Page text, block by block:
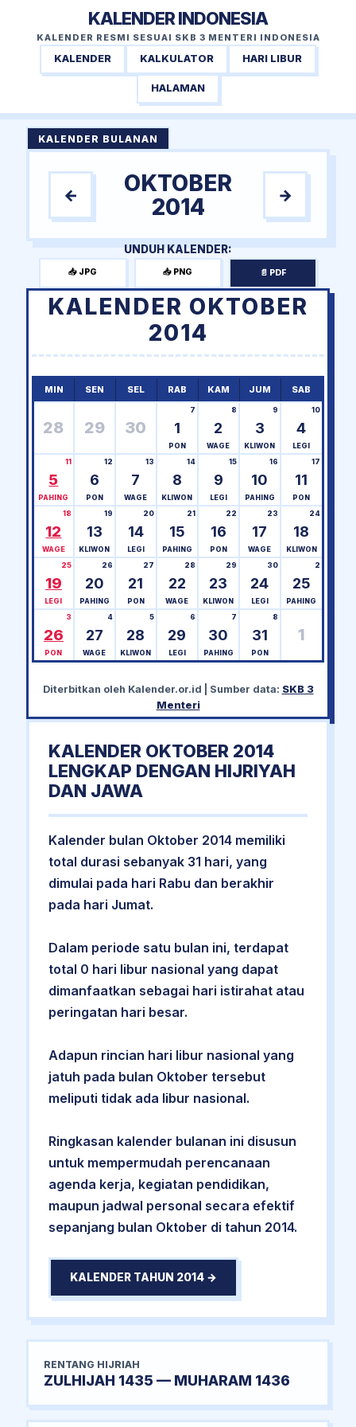
KALENDER INDONESIA
KALENDER RESMI SESUAI SKB 3 MENTERI INDONESIA
KALENDER KALKULATOR HARI LIBUR
HALAMAN
KALENDER BULANAN
←
OKTOBER
2014
→
UNDUH KALENDER:
📥 JPG 📥 PNG 📄 PDF
KALENDER OKTOBER
2014
MIN SEN SEL RAB KAM JUM SAB
28 29 30 1
7
PON
2
8
WAGE
3
9
KLIWON
4
10
LEGI
5
11
PAHING
6
12
PON
7
13
WAGE
8
14
KLIWON
9
15
LEGI
10
16
PAHING
11
17
PON
12
18
WAGE
13
19
KLIWON
14
20
LEGI
15
21
PAHING
16
22
PON
17
23
WAGE
18
24
KLIWON
19
25
LEGI
20
26
PAHING
21
27
PON
22
28
WAGE
23
29
KLIWON
24
30
LEGI
25
2
PAHING
26
3
PON
27
4
WAGE
28
5
KLIWON
29
6
LEGI
30
7
PAHING
31
8
PON
1
Diterbitkan oleh Kalender.or.id | Sumber data: SKB 3
Menteri
KALENDER OKTOBER 2014
LENGKAP DENGAN HIJRIYAH
DAN JAWA
Kalender bulan Oktober 2014 memiliki
total durasi sebanyak 31 hari, yang
dimulai pada hari Rabu dan berakhir
pada hari Jumat.
Dalam periode satu bulan ini, terdapat
total 0 hari libur nasional yang dapat
dimanfaatkan sebagai hari istirahat atau
peringatan hari besar.
Adapun rincian hari libur nasional yang
jatuh pada bulan Oktober tersebut
meliputi tidak ada libur nasional.
Ringkasan kalender bulanan ini disusun
untuk mempermudah perencanaan
agenda kerja, kegiatan pendidikan,
maupun jadwal personal secara efektif
sepanjang bulan Oktober di tahun 2014.
KALENDER TAHUN 2014 →
RENTANG HIJRIAH
ZULHIJAH 1435 — MUHARAM 1436